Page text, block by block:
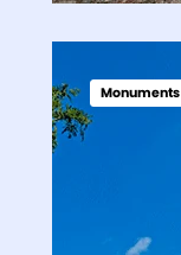
Monuments